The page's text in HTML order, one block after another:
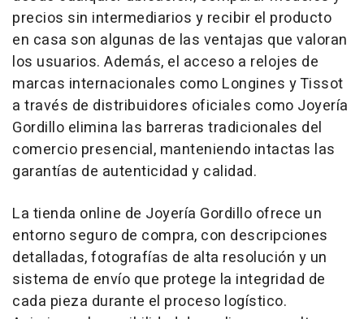
precios sin intermediarios y recibir el producto
en casa son algunas de las ventajas que valoran
los usuarios. Además, el acceso a relojes de
marcas internacionales como Longines y Tissot
a través de distribuidores oficiales como Joyería
Gordillo elimina las barreras tradicionales del
comercio presencial, manteniendo intactas las
garantías de autenticidad y calidad.
La tienda online de Joyería Gordillo ofrece un
entorno seguro de compra, con descripciones
detalladas, fotografías de alta resolución y un
sistema de envío que protege la integridad de
cada pieza durante el proceso logístico.